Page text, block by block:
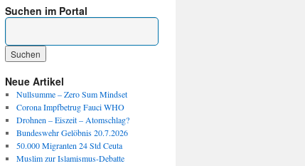
Suchen im Portal
Neue Artikel
Nullsumme – Zero Sum Mindset
Corona Impfbetrug Fauci WHO
Drohnen – Eiszeit – Atomschlag?
Bundeswehr Gelöbnis 20.7.2026
50.000 Migranten 24 Std Ceuta
Muslim zur Islamismus-Debatte